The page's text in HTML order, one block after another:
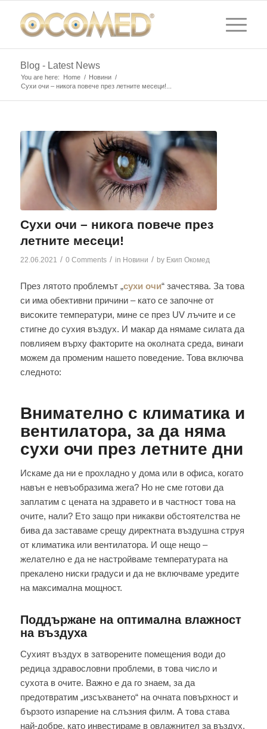
Blog - Latest News
You are here: Home / Новини /
Сухи очи – никога повече през летните месеци!...
Сухи очи – никога повече през
летните месеци!
22.06.2021 / 0 Comments / in Новини / by Екип Окомед
През лятото проблемът „сухи очи“ зачестява. За това
си има обективни причини – като се започне от
високите температури, мине се през UV лъчите и се
стигне до сухия въздух. И макар да нямаме силата да
повлияем върху факторите на околната среда, винаги
можем да променим нашето поведение. Това включва
следното:
Внимателно с климатика и
вентилатора, за да няма
сухи очи през летните дни
Искаме да ни е прохладно у дома или в офиса, когато
навън е невъобразима жега? Но не сме готови да
заплатим с цената на здравето и в частност това на
очите, нали? Ето защо при никакви обстоятелства не
бива да заставаме срещу директната въздушна струя
от климатика или вентилатора. И още нещо –
желателно е да не настройваме температурата на
прекалено ниски градуси и да не включваме уредите
на максимална мощност.
Поддържане на оптимална влажност
на въздуха
Сухият въздух в затворените помещения води до
редица здравословни проблеми, в това число и
сухота в очите. Важно е да го знаем, за да
предотвратим „изсъхването“ на очната повърхност и
бързото изпарение на слъзния филм. А това става
най-добре, като инвестираме в овлажнител за въздух,